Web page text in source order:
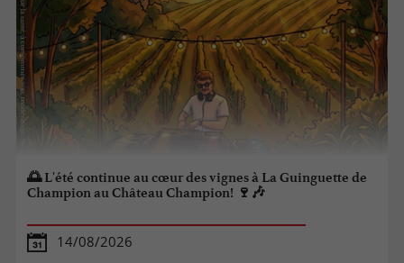
🌅 L'été continue au cœur des vignes à La Guinguette de
Champion au Château Champion! 🍷🎶
14/08/2026